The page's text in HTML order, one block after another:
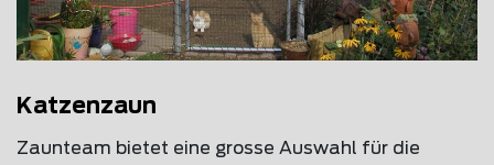
Katzenzaun
Zaunteam bietet eine grosse Auswahl für die